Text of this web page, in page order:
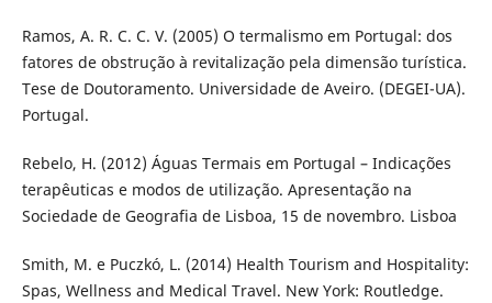
Ramos, A. R. C. C. V. (2005) O termalismo em Portugal: dos
fatores de obstrução à revitalização pela dimensão turística.
Tese de Doutoramento. Universidade de Aveiro. (DEGEI-UA).
Portugal.
Rebelo, H. (2012) Águas Termais em Portugal – Indicações
terapêuticas e modos de utilização. Apresentação na
Sociedade de Geografia de Lisboa, 15 de novembro. Lisboa
Smith, M. e Puczkó, L. (2014) Health Tourism and Hospitality:
Spas, Wellness and Medical Travel. New York: Routledge.